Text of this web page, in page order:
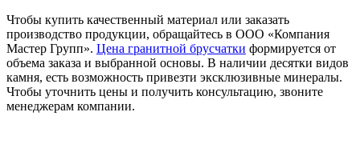
Чтобы купить качественный материал или заказать
производство продукции, обращайтесь в ООО «Компания
Мастер Групп». Цена гранитной брусчатки формируется от
объема заказа и выбранной основы. В наличии десятки видов
камня, есть возможность привезти эксклюзивные минералы.
Чтобы уточнить цены и получить консультацию, звоните
менеджерам компании.